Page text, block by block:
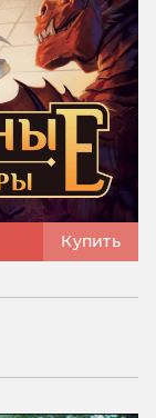
Купить